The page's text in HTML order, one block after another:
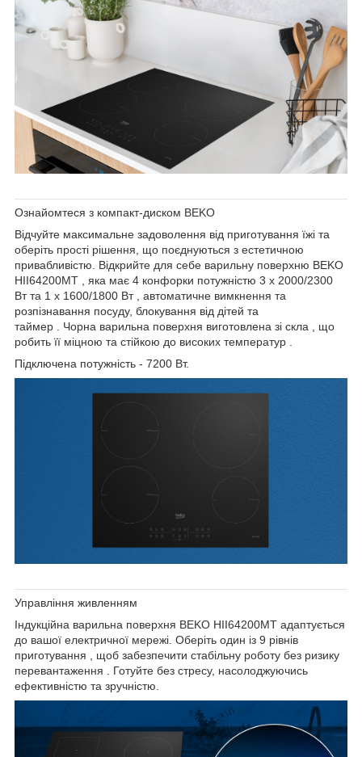
Ознайомтеся з компакт-диском BEKO
Відчуйте максимальне задоволення від приготування їжі та
оберіть прості рішення, що поєднуються з естетичною
привабливістю. Відкрийте для себе варильну поверхню BEKO
HII64200MT , яка має 4 конфорки потужністю 3 x 2000/2300
Вт та 1 x 1600/1800 Вт, автоматичне вимкнення та
розпізнавання посуду, блокування від дітей та
таймер
Чорна варильна поверхня виготовлена зі скла , що
робить її міцною та стійкою до високих температур
Підключена потужність - 7200 Вт.
Управління живленням
Індукційна варильна поверхня BEKO HII64200MT адаптується
до вашої електричної мережі. Оберіть один із 9 рівнів
приготування , щоб забезпечити стабільну роботу без ризику
перевантаження . Готуйте без стресу, насолоджуючись
ефективністю та зручністю.